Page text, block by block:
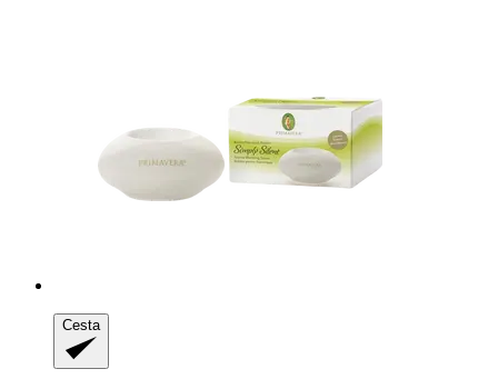
Cesta